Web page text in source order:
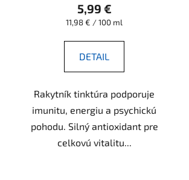
5,99 €
Jednotková
11,98 € / 100 ml
DETAIL
Rakytník tinktúra podporuje
imunitu, energiu a psychickú
pohodu. Silný antioxidant pre
celkovú vitalitu...